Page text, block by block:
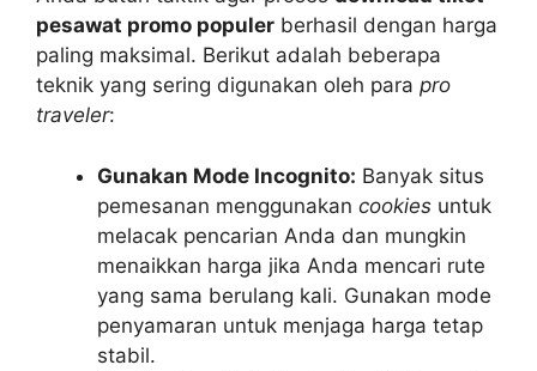
pesawat promo populer berhasil dengan harga
paling maksimal. Berikut adalah beberapa
teknik yang sering digunakan oleh para pro
traveler:
Gunakan Mode Incognito: Banyak situs
pemesanan menggunakan cookies untuk
melacak pencarian Anda dan mungkin
menaikkan harga jika Anda mencari rute
yang sama berulang kali. Gunakan mode
penyamaran untuk menjaga harga tetap
stabil.